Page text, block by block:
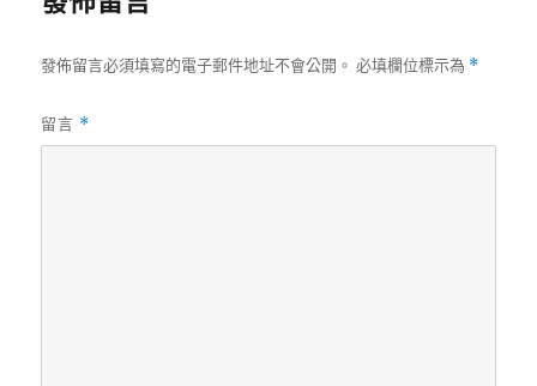
發佈留言必須填寫的電子郵件地址不會公開。 必填欄位標示為 *
留言 *